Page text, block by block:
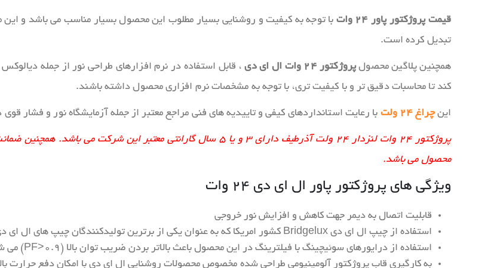
قیمت پروژکتور پاور ۲۴ وات
با توجه به کیفیت و روشنایی بسیار مطلوب این محصول بسیار مناسب می باشد و
تبدیل کرده است.
همچنین پلاگین محصولپروژکتور ۲۴ وات ال ای دی
، قابل استفاده در نرم افزارهای طراحی نور از جمله
کند تا محاسبات دقیق تر و با کیفیت تری، با توجه به مشخصات نرم افزاری محصول داشته باشند.
اینچراغ ۲۴ ولت با رعایت استانداردهای کیفی و تاییدیه های فنی مراجع معتبر از جمله آزمایشگاه نور و فشار
محصول می باشد.
ویژگی های پروژکتور پاور ال ای دی ۲۴ وات
قابلیت اتصال به دیمر جهت کاهش و افزایش نور خروجی
استفاده از چیپ ال ای دی Bridgelux کشور امریکا که به عنوان یکی از برترین تولیدکنندگان چیپ های ال ای دی در سطح جهانی شناخته می شود.
استفاده از درایورهای سوئیچینگ با فیلترینگ در این محصول باعث بالاتر بردن ضریب توان بالا (PF>۰.۹) می شود.